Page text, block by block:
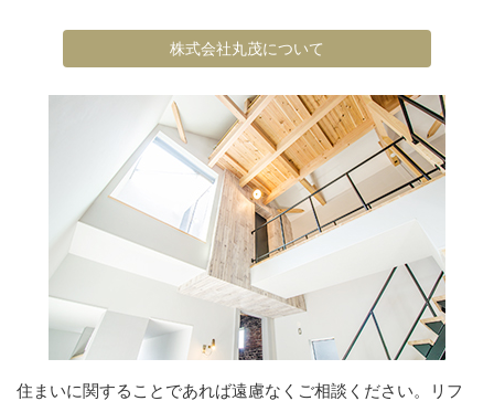
株式会社丸茂について
住まいに関することであれば遠慮なくご相談ください。
リフ